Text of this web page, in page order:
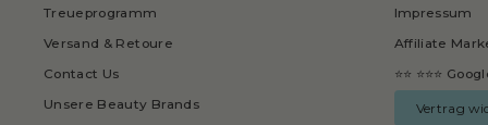
Treueprogramm
Versand & Retoure
Contact Us
Unsere Beauty Brands
Impressum
Affiliate
⭐⭐ ⭐⭐⭐
Vertrag